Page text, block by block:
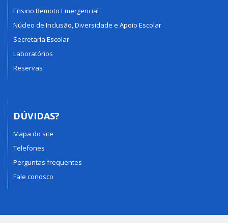
Ensino Remoto Emergencial
Núcleo de Inclusão, Diversidade e Apoio Escolar
Secretaria Escolar
Laboratórios
Reservas
DÚVIDAS?
Mapa do site
Telefones
Perguntas frequentes
Fale conosco